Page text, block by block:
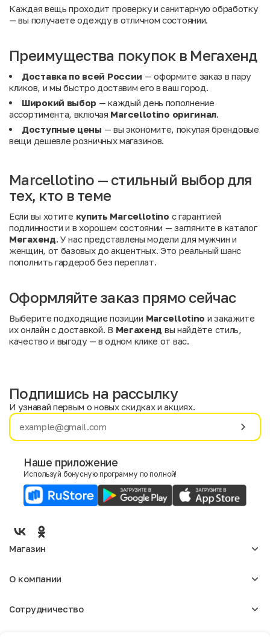
Каждая вещь проходит проверку и санитарную обработку
— вы получаете одежду в отличном состоянии.
Преимущества покупок в Мегахенд
Доставка по всей России — оформите заказ в пару
кликов, и мы быстро доставим его в ваш город.
Широкий выбор — каждый день пополнение
ассортимента, включая Marcellotino оригинал.
Доступные цены — вы экономите, покупая брендовые
вещи дешевле розничных магазинов.
Marcellotino — стильный выбор для
тех, кто в теме
Если вы хотите купить Marcellotino с гарантией
подлинности и в хорошем состоянии — загляните в каталог
Мегахенд. У нас представлены модели для мужчин и
женщин, от базовых до акцентных. Это реальный шанс
пополнить гардероб без переплат.
Оформляйте заказ прямо сейчас
Выберите подходящие позиции Marcellotino и закажите
их онлайн с доставкой. В Мегахенд вы найдёте стиль,
качество и выгоду — в одном клике от вас.
Имя
E-mail
Пол
Мужской
Подпишись на рассылку
И узнавай первым о новых скидках и акциях.
Наше приложение
Используй бонусную программу по полной!
Магазин
Мужское
О компании
Отзывы
Сотрудничество